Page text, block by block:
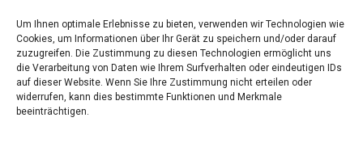
Um Ihnen optimale Erlebnisse zu bieten, verwenden wir Technologien wie
Cookies, um Informationen über Ihr Gerät zu speichern und/oder darauf
zuzugreifen. Die Zustimmung zu diesen Technologien ermöglicht uns
die Verarbeitung von Daten wie Ihrem Surfverhalten oder eindeutigen IDs
auf dieser Website. Wenn Sie Ihre Zustimmung nicht erteilen oder
widerrufen, kann dies bestimmte Funktionen und Merkmale
beeinträchtigen.
Alles, was Sie über Kork wissen müssen